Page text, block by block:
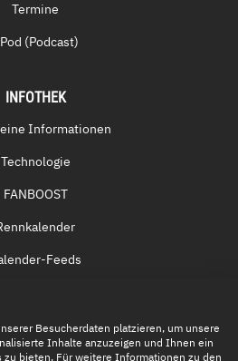
Termine
(Podcast)
INFOTHEK
Informationen
Technologie
FANBOOST
Feeds
Besucherdaten platzieren, um unsere
Inhalte anzuzeigen und Ihnen ein
bieten. Für weitere Informationen zu den